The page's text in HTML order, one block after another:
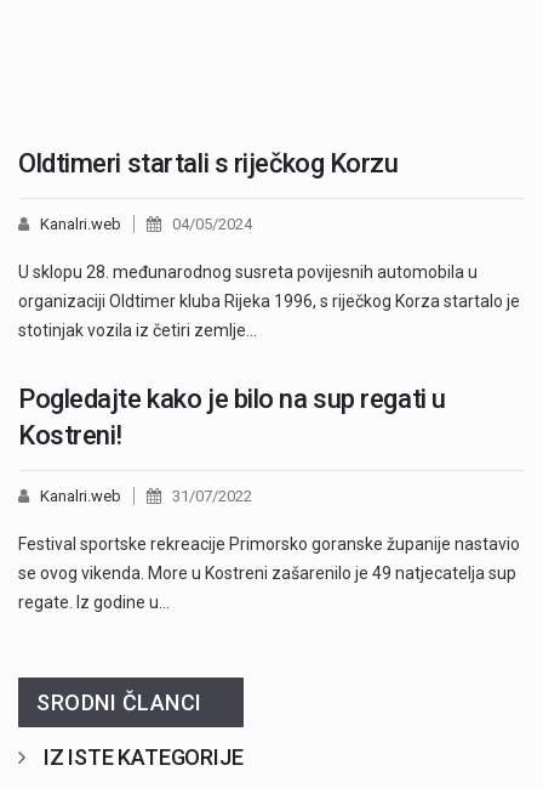
Oldtimeri startali s riječkog Korzu
Kanalri.web 04/05/2024
U sklopu 28. međunarodnog susreta povijesnih automobila u
organizaciji Oldtimer kluba Rijeka 1996, s riječkog Korza startalo je
stotinjak vozila iz četiri zemlje…
Pogledajte kako je bilo na sup regati u
Kostreni!
Kanalri.web 31/07/2022
Festival sportske rekreacije Primorsko goranske županije nastavio
se ovog vikenda. More u Kostreni zašarenilo je 49 natjecatelja sup
regate. Iz godine u…
SRODNI ČLANCI
IZ ISTE KATEGORIJE